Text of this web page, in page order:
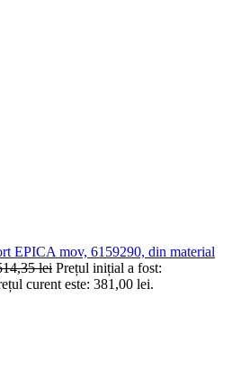
EPICA mov, 6159290, din material
lei Prețul inițial a fost:
curent este: 381,00 lei.